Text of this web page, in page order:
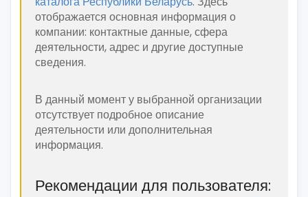
отображается основная информация о
компании: контактные данные, сфера
деятельности, адрес и другие доступные
сведения.
В данный момент у выбранной организации
отсутствует подробное описание
деятельности или дополнительная
информация.
Рекомендации для пользователя: